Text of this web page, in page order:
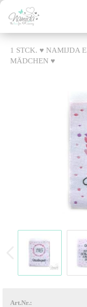
1 STCK. ♥ NAMIJDA
MÄDCHEN ♥
Art.Nr.: